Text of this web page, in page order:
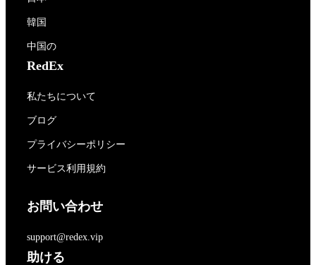
韓国
中国の
RedEx
私たちについて
ブログ
プライバシーポリシー
サービス利用規約
お問い合わせ
support@redex.vip
助ける